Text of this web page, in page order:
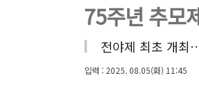
75주년 추모
전야제 최초 개최
입력 : 2025. 08.05(화) 11:45